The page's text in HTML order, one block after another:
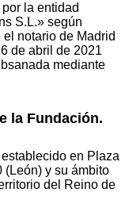
la entidad
S.L.» según
notario de Madrid
de abril de 2021
mediante
la Fundación.
en Plaza
(León) y su ámbito
del Reino de